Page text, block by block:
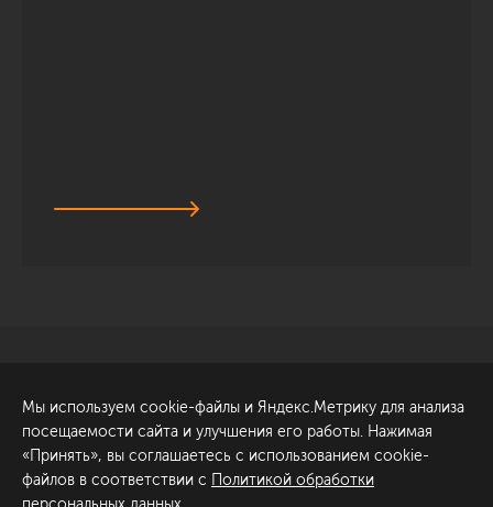
Обсудить проект
ул. Академика Павлова, 6
к1
+7 (812) 200-95-55
Мы используем cookie-файлы и Яндекс.Метрику для анализа
посещаемости сайта и улучшения его работы. Нажимая
«Принять», вы соглашаетесь с использованием cookie-
файлов в соответствии с Политикой обработки